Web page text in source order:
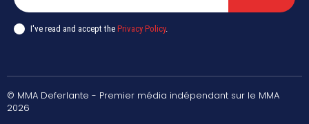
I've read and accept the Privacy Policy.
© MMA Deferlante - Premier média indépendant sur le MMA
2026